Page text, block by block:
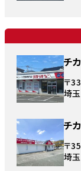
チ
〒
埼
チ
〒
埼